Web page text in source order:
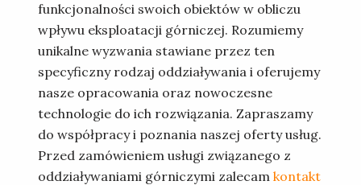
funkcjonalności swoich obiektów w obliczu
wpływu eksploatacji górniczej. Rozumiemy
unikalne wyzwania stawiane przez ten
specyficzny rodzaj oddziaływania i oferujemy
nasze opracowania oraz nowoczesne
technologie do ich rozwiązania. Zapraszamy
do współpracy i poznania naszej oferty usług.
Przed zamówieniem usługi związanego z
oddziaływaniami górniczymi zalecam kontakt